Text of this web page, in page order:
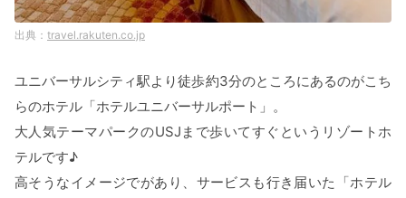
travel.rakuten.co.jp
ユニバーサルシティ駅より徒歩約3分のところにあるのがこち
らのホテル「ホテルユニバーサルポート」。
大人気テーマパークのUSJまで歩いてすぐというリゾートホ
テルです♪
高そうなイメージでがあり、サービスも行き届いた「ホテル